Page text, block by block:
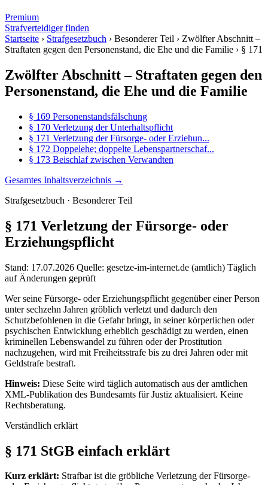
Premium
Strafverteidiger finden
Startseite › Strafgesetzbuch › Besonderer Teil › Zwölfter Abschnitt –
Straftaten gegen den Personenstand, die Ehe und die Familie › § 171
Zwölfter Abschnitt – Straftaten gegen den
Personenstand, die Ehe und die Familie
§ 169 Personenstandsfälschung
§ 170 Verletzung der Unterhaltspflicht
§ 171 Verletzung der Fürsorge- oder Erziehun...
§ 172 Doppelehe; doppelte Lebenspartnerschaf...
§ 173 Beischlaf zwischen Verwandten
Gesamtes Inhaltsverzeichnis →
Strafgesetzbuch · Besonderer Teil
§ 171 Verletzung der Fürsorge- oder
Erziehungspflicht
Stand: 17.07.2026 Quelle: gesetze-im-internet.de (amtlich) Täglich
auf Änderungen geprüft
Wer seine Fürsorge- oder Erziehungspflicht gegenüber einer Person
unter sechzehn Jahren gröblich verletzt und dadurch den
Schutzbefohlenen in die Gefahr bringt, in seiner körperlichen oder
psychischen Entwicklung erheblich geschädigt zu werden, einen
kriminellen Lebenswandel zu führen oder der Prostitution
nachzugehen, wird mit Freiheitsstrafe bis zu drei Jahren oder mit
Geldstrafe bestraft.
Hinweis: Diese Seite wird täglich automatisch aus der amtlichen
XML-Publikation des Bundesamts für Justiz aktualisiert. Keine
Rechtsberatung.
Verständlich erklärt
§ 171 StGB einfach erklärt
Kurz erklärt: Strafbar ist die gröbliche Verletzung der Fürsorge-